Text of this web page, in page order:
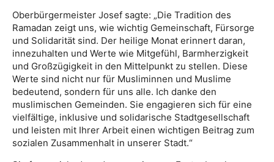
Oberbürgermeister Josef sagte: „Die Tradition des
Ramadan zeigt uns, wie wichtig Gemeinschaft, Fürsorge
und Solidarität sind. Der heilige Monat erinnert daran,
innezuhalten und Werte wie Mitgefühl, Barmherzigkeit
und Großzügigkeit in den Mittelpunkt zu stellen. Diese
Werte sind nicht nur für Musliminnen und Muslime
bedeutend, sondern für uns alle. Ich danke den
muslimischen Gemeinden. Sie engagieren sich für eine
vielfältige, inklusive und solidarische Stadtgesellschaft
und leisten mit Ihrer Arbeit einen wichtigen Beitrag zum
sozialen Zusammenhalt in unserer Stadt.“